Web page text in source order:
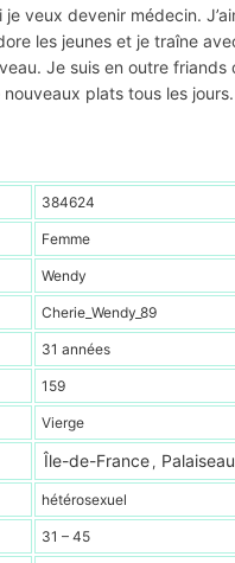
veux devenir médecin.
les jeunes et je traîne
Je suis en outre
plats tous les jours.
384624
Femme
Wendy
Cherie_Wendy_89
31 années
159
Vierge
Île-de-France , Palaiseau
hétérosexuel
31 – 45